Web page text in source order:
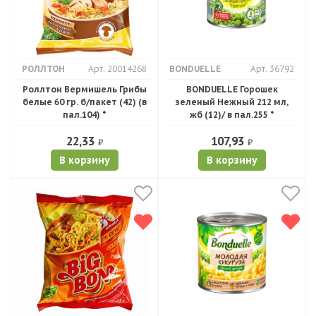
РОЛЛТОН
Арт. 20014268
Роллтон Вермишель Грибы
белые 60 гр. б/пакет (42) (в
пал.104) *
22,33 ₽
В корзину
BONDUELLE
Арт. 36792
BONDUELLE Горошек
зеленый Нежный 212 мл,
жб (12)/ в пал.255 *
107,93 ₽
В корзину